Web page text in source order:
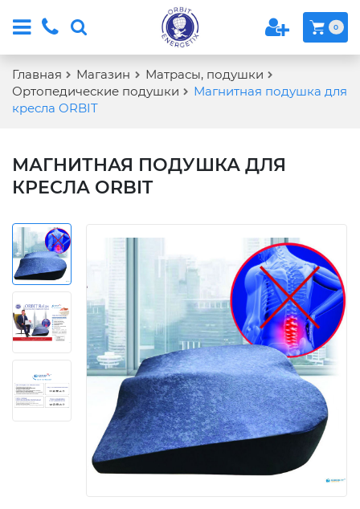
0
Главная Магазин
Матрасы, подушки
Ортопедические подушки
Магнитная подушка для
кресла ORBIT
МАГНИТНАЯ ПОДУШКА ДЛЯ
КРЕСЛА ORBIT